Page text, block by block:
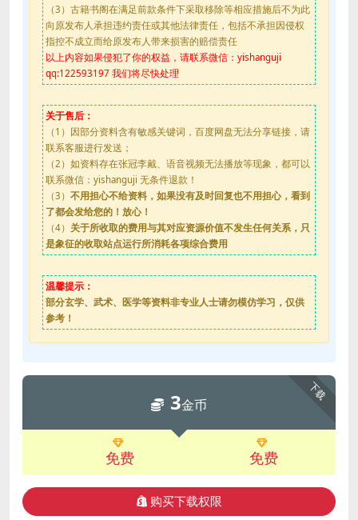
（3）古籍书阁在满足前款条件下采取移除等相应措施后不为此
向原发布人承担违约责任或其他法律责任，包括不承担因侵权
指控不成立而给原发布人带来损害的赔偿责任
以上内容如果侵犯了你的权益，请联系微信：yishanguji
qq:122593197 我们将尽快处理
关于售后：
（1）因部分资料含有敏感关键词，百度网盘无法分享链接，请
联系客服进行发送；
（2）如资料存在张冠李戴、语音视频无法播放等现象，都可以
联系微信：yishanguji 无条件退款！
（3） 不用担心不给资料，如果没有及时回复也不用担心，看到
了都会发给您的！放心！
（4） 关于所收取的费用与其对应资源价值不发生任何关系，只
是象征的收取站点运行所消耗各项综合费用
温馨提示：
部分玄学、武术、医学等资料非专业人士请勿模仿学习，仅供
参考！
下载
3金币
免费 免费
购买下载权限